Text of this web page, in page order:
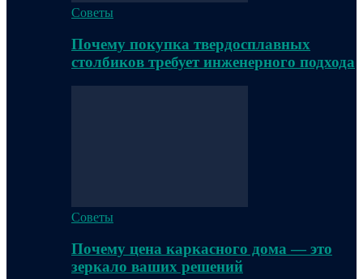
Советы
Почему покупка твердосплавных
столбиков требует инженерного подхода
Советы
Почему цена каркасного дома — это
зеркало ваших решений